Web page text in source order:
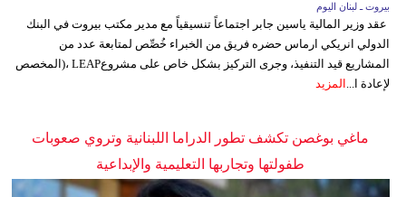
بيروت ـ لبنان اليوم
عقد وزير المالية ياسين جابر اجتماعاً تنسيقياً مع مدير مكتب بيروت في البنك
الدولي انريكي ارماس حضره فريق من الخبراء خُصِّص لمتابعة عدد من
المشاريع قيد التنفيذ، وجرى التركيز بشكل خاص على مشروعLEAP ،(المخصص
لإعادة ا... المزيد
ماغي بوغصن تكشف تطور الدراما اللبنانية وتروي صعوبات
طفولتها وتجاربها التعليمية والإبداعية